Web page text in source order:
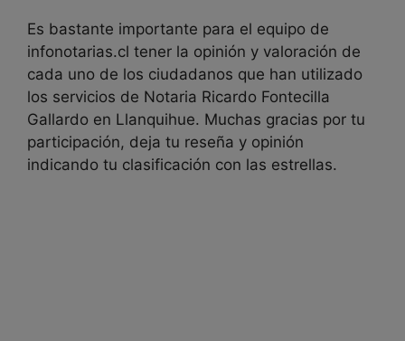
Es bastante importante para el equipo de
infonotarias.cl tener la opinión y valoración de
cada uno de los ciudadanos que han utilizado
los servicios de Notaria Ricardo Fontecilla
Gallardo en Llanquihue. Muchas gracias por tu
participación, deja tu reseña y opinión
indicando tu clasificación con las estrellas.